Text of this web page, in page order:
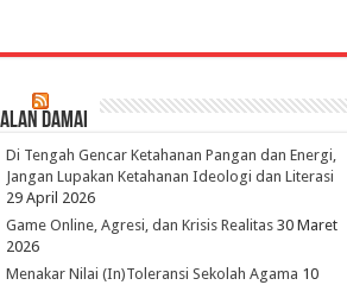
Damai
Di Tengah Gencar Ketahanan Pangan dan Energi,
Jangan Lupakan Ketahanan Ideologi dan Literasi
29 April 2026
Game Online, Agresi, dan Krisis Realitas 30 Maret
2026
Menakar Nilai (In)Toleransi Sekolah Agama 10